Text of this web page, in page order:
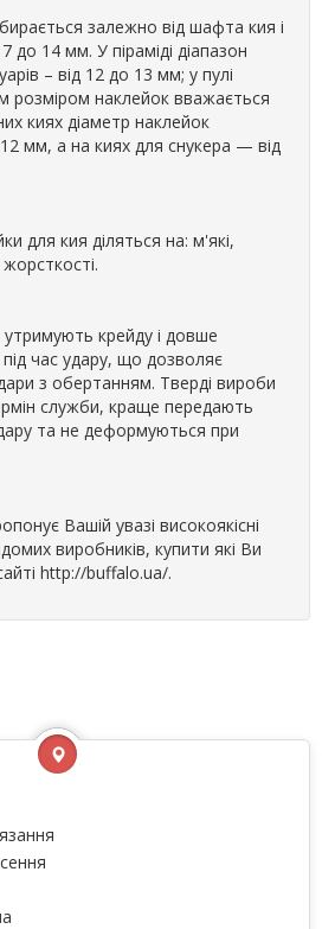
залежно від шафта кия і
до 14 мм. У піраміді діапазон
– від 12 до 13 мм; у пулі
розміром наклейок вважається
киях діаметр наклейок
мм, а на киях для снукера — від
для кия діляться на: м'які,
крейду і довше
час удару, що дозволяє
з обертанням. Тверді вироби
служби, краще передають
та не деформуються при
Вашій увазі високоякісні
виробників, купити які Ви
http://buffalo.ua/.